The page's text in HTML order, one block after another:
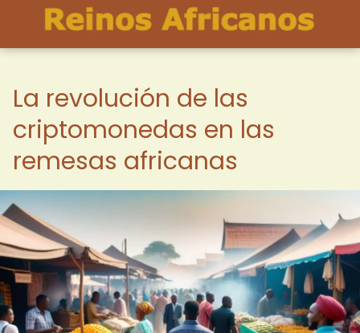
La revolución de las
criptomonedas en las
remesas africanas